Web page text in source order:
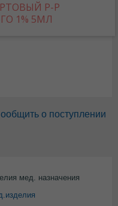
Р-Р
1% 5МЛ
о поступлении
мед. назначения